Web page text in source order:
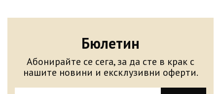
Бюлетин
Абонирайте се сега, за да сте в крак с
нашите новини и ексклузивни оферти.